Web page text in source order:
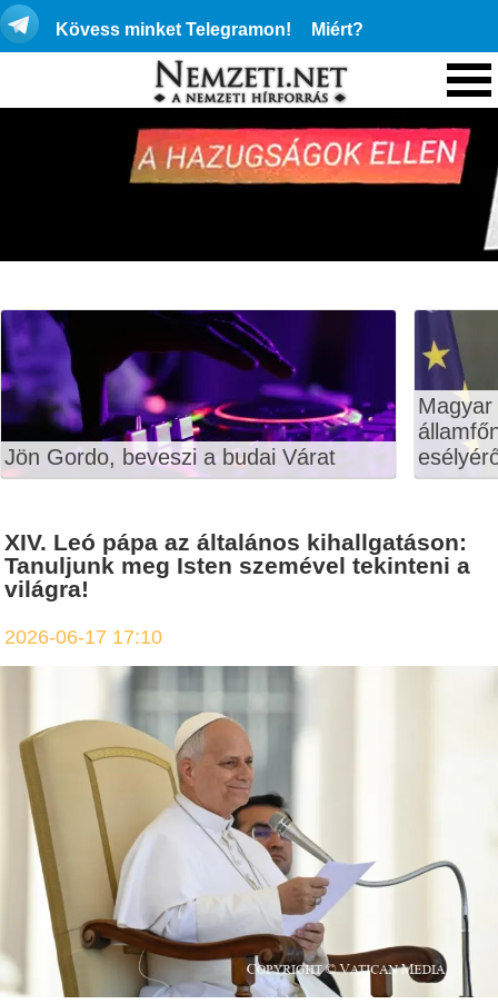
Kövess minket Telegramon! Miért?
Jön Gordo, beveszi a budai Várat
XIV. Leó pápa az általános kihallgatáson:
Tanuljunk meg Isten szemével tekinteni a
világra!
2026-06-17 17:10